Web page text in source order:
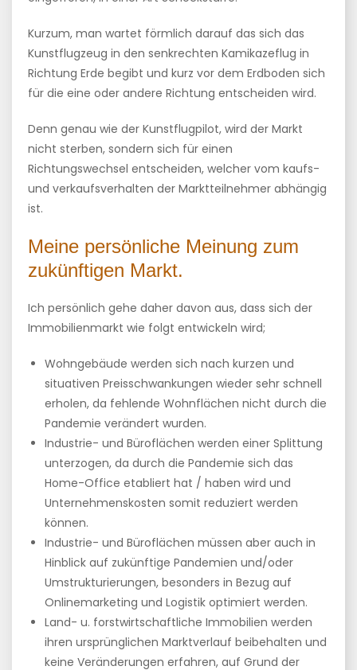
Kurzum, man wartet förmlich darauf das sich das
Kunstflugzeug in den senkrechten Kamikazeflug in
Richtung Erde begibt und kurz vor dem Erdboden sich
für die eine oder andere Richtung entscheiden wird.
Denn genau wie der Kunstflugpilot, wird der Markt
nicht sterben, sondern sich für einen
Richtungswechsel entscheiden, welcher vom kaufs-
und verkaufsverhalten der Marktteilnehmer abhängig
ist.
Meine persönliche Meinung zum
zukünftigen Markt.
Ich persönlich gehe daher davon aus, dass sich der
Immobilienmarkt wie folgt entwickeln wird;
Wohngebäude werden sich nach kurzen und
situativen Preisschwankungen wieder sehr schnell
erholen, da fehlende Wohnflächen nicht durch die
Pandemie verändert wurden.
Industrie- und Büroflächen werden einer Splittung
unterzogen, da durch die Pandemie sich das
Home-Office etabliert hat / haben wird und
Unternehmenskosten somit reduziert werden
können.
Industrie- und Büroflächen müssen aber auch in
Hinblick auf zukünftige Pandemien und/oder
Umstrukturierungen, besonders in Bezug auf
Onlinemarketing und Logistik optimiert werden.
Land- u. forstwirtschaftliche Immobilien werden
ihren ursprünglichen Marktverlauf beibehalten und
keine Veränderungen erfahren, auf Grund der